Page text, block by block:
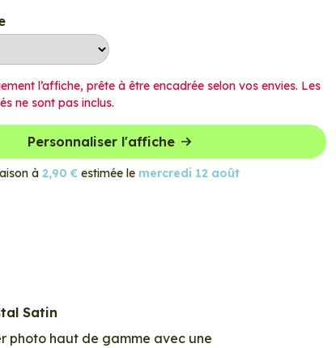
l’affiche, prête à être encadrée selon vos envies. Les
ne sont pas inclus.
Personnaliser l'affiche
à 2,90 € estimée le mercredi 12 août
Satin
photo haut de gamme avec une